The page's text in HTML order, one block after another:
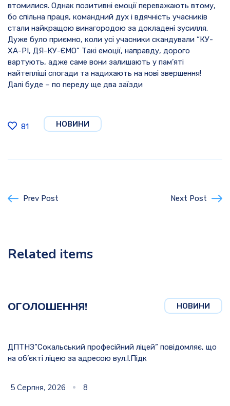
втомилися. Однак позитивні емоції переважають втому,
бо спільна праця, командний дух і вдячність учасників
стали найкращою винагородою за докладені зусилля.
Дуже було приємно, коли усі учасники скандували “КУ-
ХА-РІ, ДЯ-КУ-ЄМО” Такі емоції, направду, дорого
вартують, адже саме вони залишають у пам’яті
найтепліші спогади та надихають на нові звершення!
Далі буде – по переду ще два заїзди
81 НОВИНИ
Prev Post Next Post
Related items
НОВИНИ
ОГОЛОШЕННЯ!
ДПТНЗ”Сокальський професійний ліцей” повідомляє, що
на об’єкті ліцею за адресою вул.І.Підк
5 Серпня, 2026 8